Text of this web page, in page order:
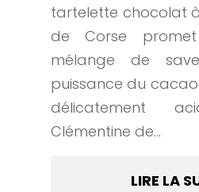
tartelette chocolat
de Corse
mélange de
puissance du
délicatement
Clémentine de...
LIRE LA